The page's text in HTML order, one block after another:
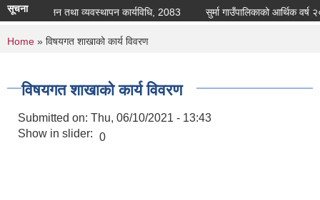
सूचना
खाजा संचालन तथा व्यवस्थापन कार्यविधि, 2083
You are here
Home » विषयगत शाखाको कार्य विवरण
विषयगत शाखाको कार्य विवरण
Submitted on: Thu, 06/10/2021 - 13:43
Show in slider: 0